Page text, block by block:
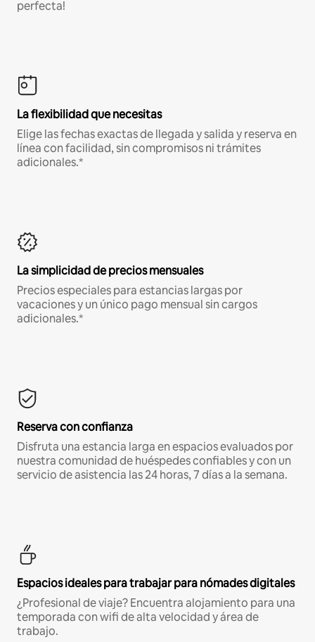
perfecta!
La flexibilidad que necesitas
Elige las fechas exactas de llegada y salida y reserva en
línea con facilidad, sin compromisos ni trámites
adicionales.*
La simplicidad de precios mensuales
Precios especiales para estancias largas por
vacaciones y un único pago mensual sin cargos
adicionales.*
Reserva con confianza
Disfruta una estancia larga en espacios evaluados por
nuestra comunidad de huéspedes confiables y con un
servicio de asistencia las 24 horas, 7 días a la semana.
Espacios ideales para trabajar para nómades digitales
¿Profesional de viaje? Encuentra alojamiento para una
temporada con wifi de alta velocidad y área de
trabajo.